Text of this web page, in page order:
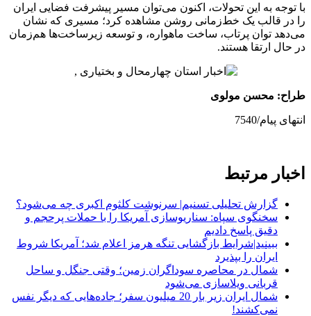
با توجه به این تحولات، اکنون می‌توان مسیر پیشرفت فضایی ایران
را در قالب یک خط‌زمانی روشن مشاهده کرد؛ مسیری که نشان
می‌دهد توان پرتاب، ساخت ماهواره، و توسعه زیرساخت‌ها هم‌زمان
در حال ارتقا هستند.
طراح: محسن مولوی
انتهای پیام/7540
اخبار مرتبط
گزارش تحلیلی تسنیم| سرنوشت کلثوم اکبری چه می‌شود؟
سخنگوی سپاه: سناریوسازی آمریکا را با حملات پرحجم‌‌ و
دقیق‌ پاسخ دادیم
ببینید|شرایط بازگشایی تنگه هرمز اعلام شد؛ آمریکا شروط
ایران را بپذیرد
شمال در محاصره سوداگران زمین؛ وقتی جنگل و ساحل
قربانی ویلاسازی می‌شود
شمال ایران زیر بار 20 میلیون سفر؛ جاده‌هایی که دیگر نفس
نمی‌کشند!